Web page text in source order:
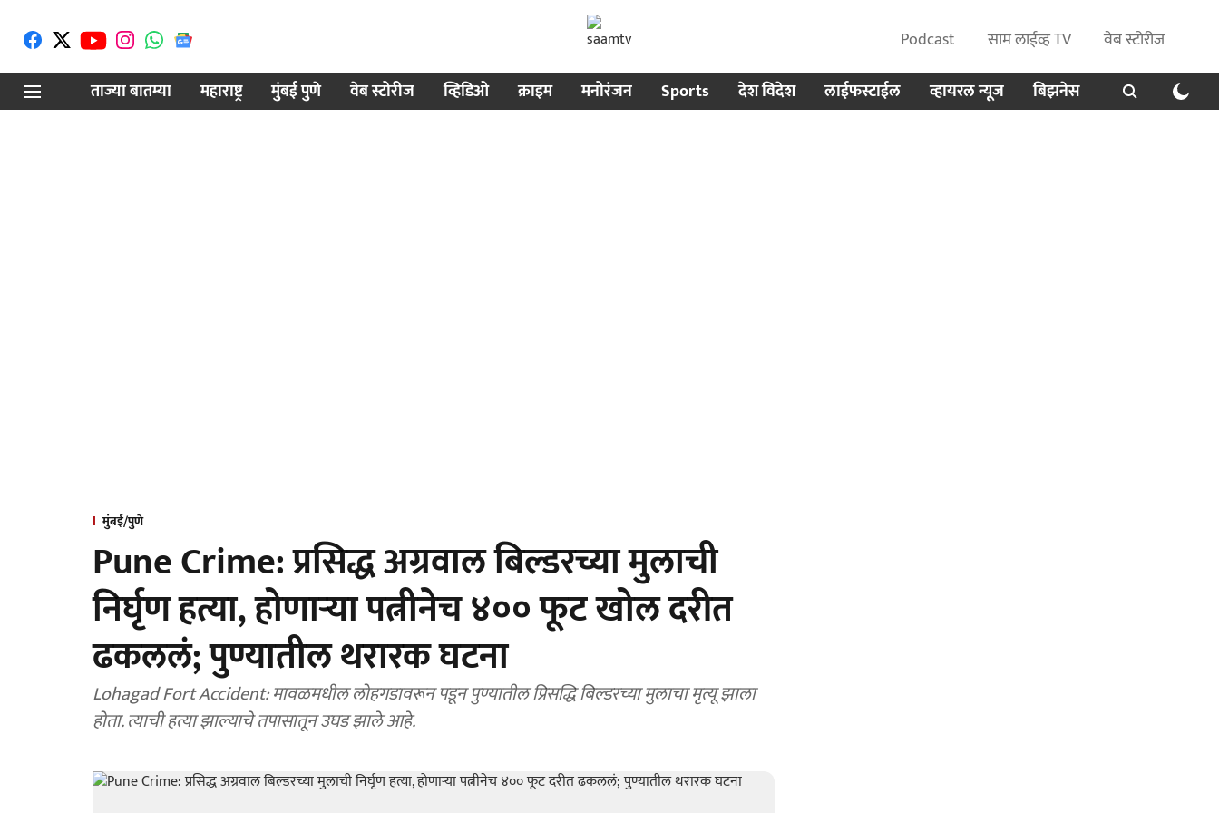
Podcast साम लाईव्ह TV
वेब स्टोरीज
ताज्या बातम्या
महाराष्ट्र मुंबई पुणे वेब स्टोरीज व्हिडिओ क्राइम मनोरंजन Sports देश विदेश लाईफस्टाईल व्हायरल न्यूज बिझनेस
मुंबई/पुणे
Pune Crime: प्रसिद्ध अग्रवाल बिल्डरच्या मुलाची
निर्घृण हत्या, होणाऱ्या पत्नीनेच ४०० फूट खोल दरीत
ढकललं; पुण्यातील थरारक घटना
Lohagad Fort Accident: मावळमधील लोहगडावरून पडून पुण्यातील प्रिसद्धि बिल्डरच्या मुलाचा मृत्यू झाला
होता. त्याची हत्या झाल्याचे तपासातून उघड झाले आहे.